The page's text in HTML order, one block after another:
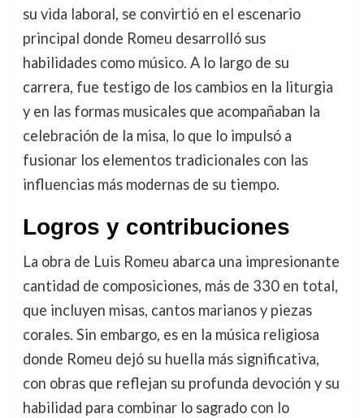
su vida laboral, se convirtió en el escenario
principal donde Romeu desarrolló sus
habilidades como músico. A lo largo de su
carrera, fue testigo de los cambios en la liturgia
y en las formas musicales que acompañaban la
celebración de la misa, lo que lo impulsó a
fusionar los elementos tradicionales con las
influencias más modernas de su tiempo.
Logros y contribuciones
La obra de Luis Romeu abarca una impresionante
cantidad de composiciones, más de 330 en total,
que incluyen misas, cantos marianos y piezas
corales. Sin embargo, es en la música religiosa
donde Romeu dejó su huella más significativa,
con obras que reflejan su profunda devoción y su
habilidad para combinar lo sagrado con lo